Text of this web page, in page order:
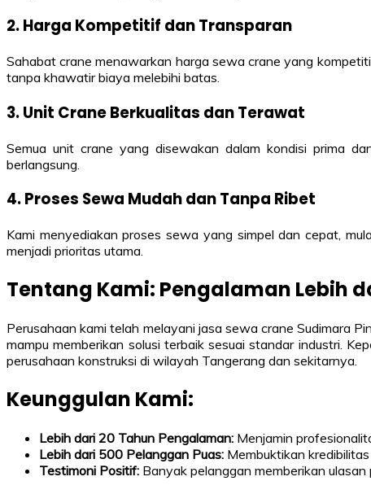
2. Harga Kompetitif dan Transparan
Sahabat crane menawarkan harga sewa crane yang
tanpa khawatir biaya melebihi batas.
3. Unit Crane Berkualitas dan Terawat
Semua unit crane yang disewakan dalam kondisi prima
berlangsung.
4. Proses Sewa Mudah dan Tanpa Ribet
Kami menyediakan proses sewa yang simpel dan cepat,
menjadi prioritas utama.
Tentang Kami: Pengalaman Lebih
Perusahaan kami telah melayani jasa sewa crane Sudimara
mampu memberikan solusi terbaik sesuai standar industri.
perusahaan konstruksi di wilayah Tangerang dan sekitarnya.
Keunggulan Kami:
Lebih dari 20 Tahun Pengalaman: Menjamin
Lebih dari 500 Pelanggan Puas: Membuktikan
Testimoni Positif: Banyak pelanggan memberikan